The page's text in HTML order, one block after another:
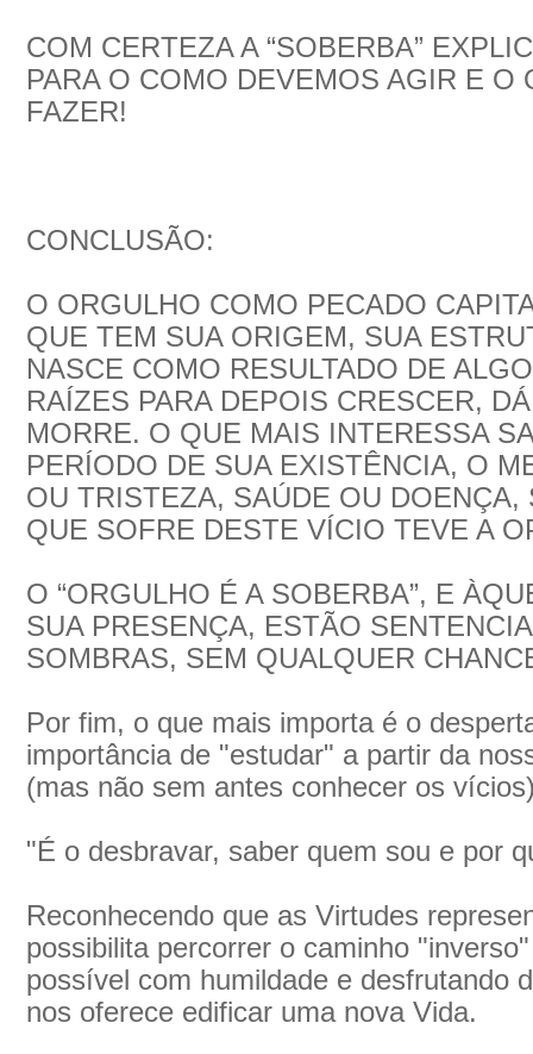
COM CERTEZA A “SOBERBA”
PARA O COMO DEVEMOS AGIR E O
FAZER!
CONCLUSÃO:
O ORGULHO COMO PECADO
QUE TEM SUA ORIGEM, SUA
NASCE COMO RESULTADO DE
RAÍZES PARA DEPOIS CRESCER,
MORRE. O QUE MAIS INTERESSA
PERÍODO DE SUA EXISTÊNCIA, O
OU TRISTEZA, SAÚDE OU
QUE SOFRE DESTE VÍCIO TEVE A
O “ORGULHO É A SOBERBA”, E
SUA PRESENÇA, ESTÃO
SOMBRAS, SEM QUALQUER
Por fim, o que mais importa é o
importância de "estudar" a partir da
(mas não sem antes conhecer os
"É o desbravar, saber quem sou e por
Reconhecendo que as Virtudes
possibilita percorrer o caminho
possível com humildade e desfrutando
nos oferece edificar uma nova Vida.